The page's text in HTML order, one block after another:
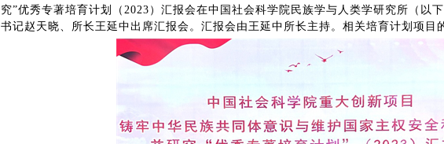
究”优秀专著培育计划（2023）汇报会在中国社会科学院民族学与人类学研究所（以
书记赵天晓、所长王延中出席汇报会。汇报会由王延中所长主持。相关培育计划项目